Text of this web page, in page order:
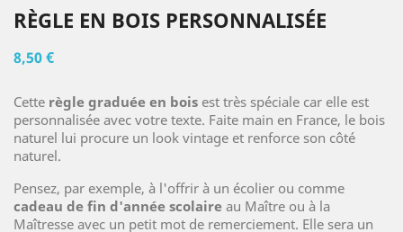
RÈGLE EN BOIS PERSONNALISÉE
8,50 €
Cette règle graduée en bois est très spéciale car elle est
personnalisée avec votre texte. Faite main en France, le bois
naturel lui procure un look vintage et renforce son côté
naturel.
Pensez, par exemple, à l'offrir à un écolier ou comme
cadeau de fin d'année scolaire au Maître ou à la
Maîtresse avec un petit mot de remerciement. Elle sera un